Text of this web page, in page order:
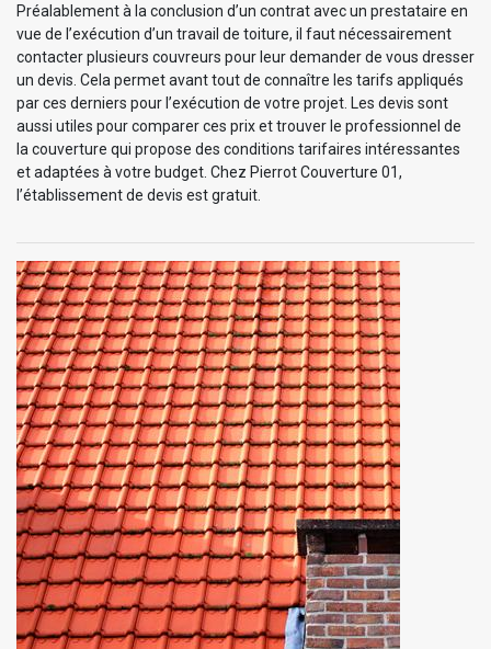
Préalablement à la conclusion d’un contrat avec un prestataire en
vue de l’exécution d’un travail de toiture, il faut nécessairement
contacter plusieurs couvreurs pour leur demander de vous dresser
un devis. Cela permet avant tout de connaître les tarifs appliqués
par ces derniers pour l’exécution de votre projet. Les devis sont
aussi utiles pour comparer ces prix et trouver le professionnel de
la couverture qui propose des conditions tarifaires intéressantes
et adaptées à votre budget. Chez Pierrot Couverture 01,
l’établissement de devis est gratuit.